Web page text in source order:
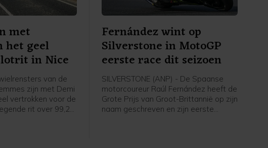
met
het geel
in Nice
van de
zijn met Demi
vertrokken voor de
rit over 99,2
Fernández wint op
Silverstone in MotoGP
eerste race dit seizoen
SILVERSTONE (ANP) - De Spaanse
motorcoureur Raúl Fernández heeft de
Grote Prijs van Groot-Brittannië op zijn
naam geschreven en zijn eerste